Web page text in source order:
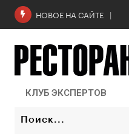
НОВОЕ НА САЙТЕ
КЛУБ ЭКСПЕРТОВ